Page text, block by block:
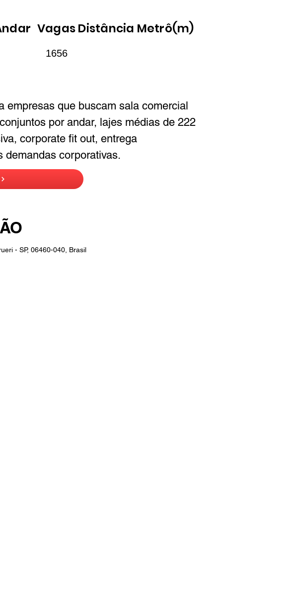
VagasDistância Metrô(m)
1656
empresas que buscam sala comercial
por andar, lajes médias de 222
corporate fit out, entrega
demandas corporativas.
- SP, 06460-040, Brasil